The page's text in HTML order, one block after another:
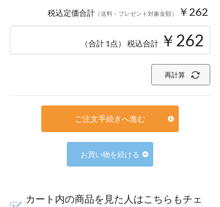
税込定価合計 （送料・プレゼント対象金額） ￥262
（合計 1点） 税込合計 ￥262
再計算
ご注文手続きへ進む
お買い物を続ける
カート内の商品を見た人はこちらもチェ